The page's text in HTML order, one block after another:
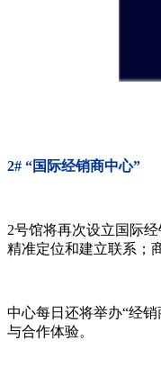
2# “国际经销商中心”
2号馆将再次设立国际
精准定位和建立联系；
中心每日还将举办“经
与合作体验。